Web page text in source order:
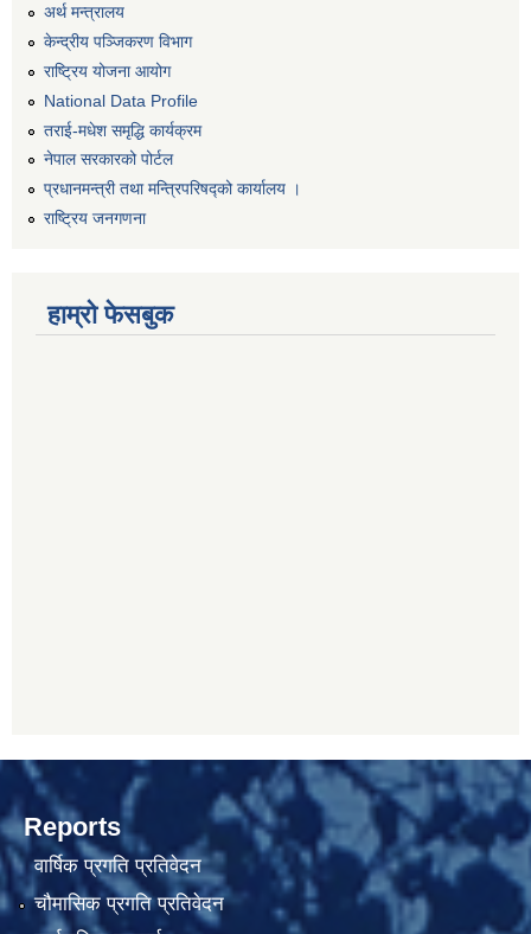
अर्थ मन्त्रालय
केन्द्रीय पञ्जिकरण विभाग
राष्ट्रिय योजना आयोग
National Data Profile
तराई-मधेश समृद्धि कार्यक्रम
नेपाल सरकारको पोर्टल
प्रधानमन्त्री तथा मन्त्रिपरिषद्को कार्यालय ।
राष्ट्रिय जनगणना
हाम्रो फेसबुक
Reports
वार्षिक प्रगति प्रतिवेदन
चौमासिक प्रगति प्रतिवेदन